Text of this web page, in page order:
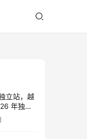
立站，越
年独立
然“卷死